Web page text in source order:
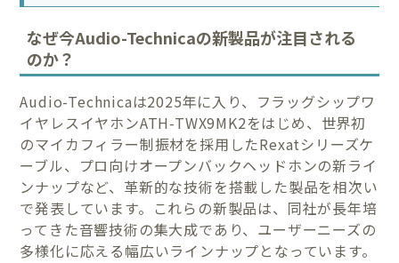
なぜ今Audio-Technicaの新製品が注目される
のか？
Audio-Technicaは2025年に入り、フラッグシップワ
イヤレスイヤホンATH-TWX9MK2をはじめ、世界初
のマイカフィラー制振材を採用したRexatシリーズケ
ーブル、プロ向けオープンバックヘッドホンの新ライ
ンナップなど、革新的な技術を搭載した製品を相次い
で発表しています。これらの新製品は、同社が長年培
ってきた音響技術の集大成であり、ユーザーニーズの
多様化に応える幅広いラインナップとなっています。